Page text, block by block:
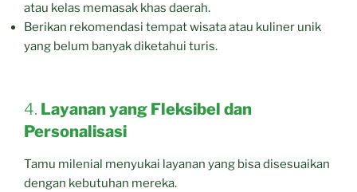
atau kelas memasak khas daerah.
Berikan rekomendasi tempat wisata atau kuliner unik
yang belum banyak diketahui turis.
4. Layanan yang Fleksibel dan
Personalisasi
Tamu milenial menyukai layanan yang bisa disesuaikan
dengan kebutuhan mereka.